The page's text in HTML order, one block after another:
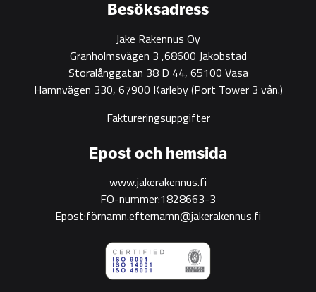
Besöksadress
Jake Rakennus Oy
Granholmsvägen 3 ,68600 Jakobstad
Storalånggatan 38 D 44, 65100 Vasa
Hamnvägen 330, 67900 Karleby(Port Tower 3 vån.)
Faktureringsuppgifter
Epost och hemsida
www.jakerakennus.fi
FO-nummer:1828663-3
Epost:förnamn.efternamn@jakerakennus.fi